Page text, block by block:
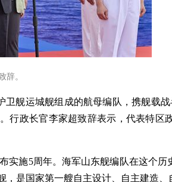
辞。
舰运城舰组成的航母编队，携舰载
政长官李家超致辞表示，代表特区
施5周年。海军山东舰编队在这个
是国家第一艘自主设计、自主建造